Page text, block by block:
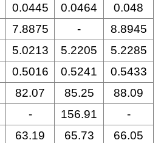
0.0445 0.0464
0.048
7.8875 -
8.8945
5.0213 5.2205
5.2285
0.5016 0.5241
0.5433
82.07 85.25
88.09
- 156.91
-
63.19 65.73
66.05